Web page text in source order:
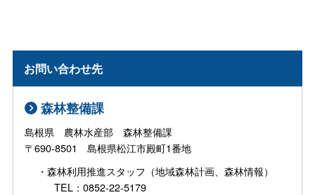
お問い合わせ先
森林整備課
島根県 農林水産部 森林整備課
〒690-8501 島根県松江市殿町1番地
・森林利用推進スタッフ（地域森林計画、森林情報）
TEL：0852-22-5179